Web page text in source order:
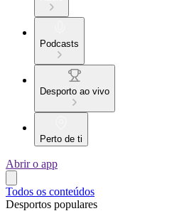
Podcasts
Desporto ao vivo
Perto de ti
Abrir o app
Todos os conteúdos
Desportos populares